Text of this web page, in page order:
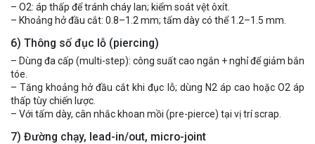
– O2: áp thấp để tránh cháy lan; kiểm soát vệt ôxít.
– Khoảng hở đầu cắt: 0.8–1.2 mm; tấm dày có thể 1.2–1.5 mm.
6) Thông số đục lỗ (piercing)
– Dùng đa cấp (multi-step): công suất cao ngắn + nghỉ để giảm bắn
tóe.
– Tăng khoảng hở đầu cắt khi đục lỗ; dùng N2 áp cao hoặc O2 áp
thấp tùy chiến lược.
– Với tấm dày, cân nhắc khoan mồi (pre-pierce) tại vị trí scrap.
7) Đường chạy, lead-in/out, micro-joint